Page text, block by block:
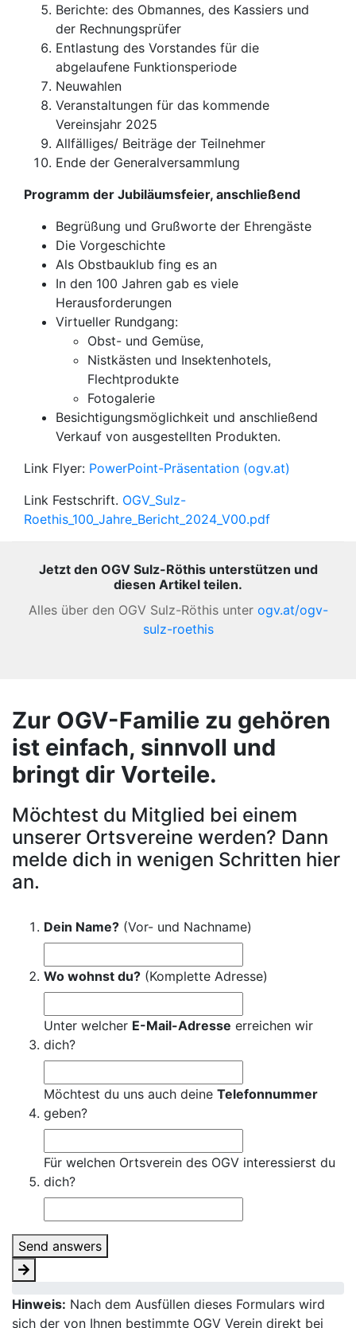
Berichte: des Obmannes, des Kassiers und
der Rechnungsprüfer
Entlastung des Vorstandes für die
abgelaufene Funktionsperiode
Neuwahlen
Veranstaltungen für das kommende
Vereinsjahr 2025
Allfälliges/ Beiträge der Teilnehmer
Ende der Generalversammlung
Programm der Jubiläumsfeier, anschließend
Begrüßung und Grußworte der Ehrengäste
Die Vorgeschichte
Als Obstbauklub fing es an
In den 100 Jahren gab es viele
Herausforderungen
Virtueller Rundgang:
Obst- und Gemüse,
Nistkästen und Insektenhotels,
Flechtprodukte
Fotogalerie
Besichtigungsmöglichkeit und anschließend
Verkauf von ausgestellten Produkten.
Link Flyer: PowerPoint-Präsentation (ogv.at)
Link Festschrift. OGV_Sulz-
Roethis_100_Jahre_Bericht_2024_V00.pdf
Jetzt den OGV Sulz-Röthis unterstützen und
diesen Artikel teilen.
Alles über den OGV Sulz-Röthis unter ogv.at/ogv-
sulz-roethis
Zur OGV-Familie zu gehören
ist einfach, sinnvoll und
bringt dir Vorteile.
Möchtest du Mitglied bei einem
unserer Ortsvereine werden? Dann
melde dich in wenigen Schritten hier
an.
Dein Name? (Vor- und Nachname)
Wo wohnst du? (Komplette Adresse)
Unter welcher E-Mail-Adresse erreichen wir
dich?
Möchtest du uns auch deine Telefonnummer
geben?
Für welchen Ortsverein des OGV interessierst du
dich?
Send answers
Hinweis: Nach dem Ausfüllen dieses Formulars wird
sich der von Ihnen bestimmte OGV Verein direkt bei